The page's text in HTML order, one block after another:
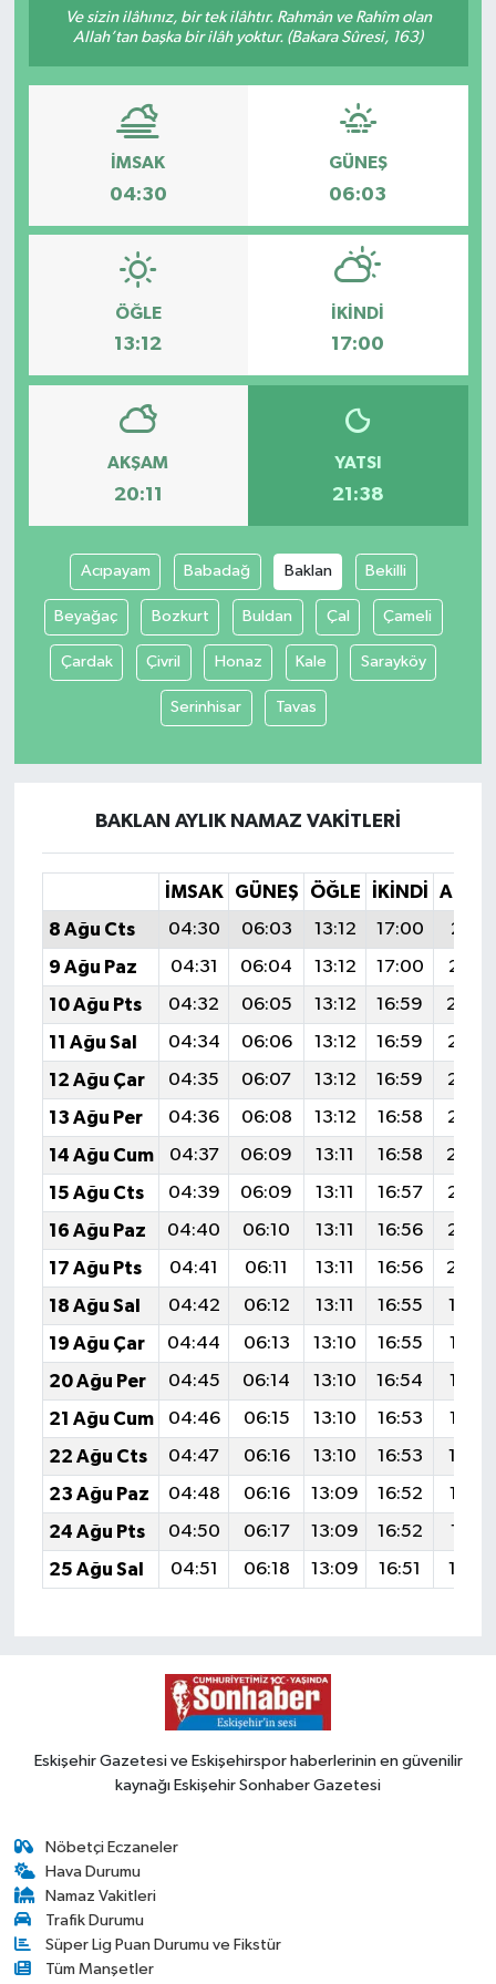
Ve sizin ilâhınız, bir tek ilâhtır. Rahmân ve Rahîm olan
Allah’tan başka bir ilâh yoktur. (Bakara Sûresi, 163)
İMSAK
04:30
GÜNEŞ
06:03
ÖĞLE
13:12
İKINDI
17:00
AKŞAM
20:11
YATSI
21:38
Acıpayam Babadağ Baklan Bekilli
Beyağaç Bozkurt Buldan Çal Çameli
Çardak Çivril Honaz Kale Sarayköy
Serinhisar Tavas
BAKLAN AYLIK NAMAZ VAKITLERI
İMSAK GÜNEŞ ÖĞLE İKINDI
8 Ağu Cts
04:30 06:03 13:12 17:00
20:11
9 Ağu Paz
04:31 06:04 13:12 17:00
20:10
10 Ağu Pts
04:32 06:05 13:12 16:59
11 Ağu Sal
04:34 06:06 13:12 16:59
12 Ağu Çar
04:35 06:07 13:12 16:59
13 Ağu Per
04:36 06:08 13:12 16:58
14 Ağu Cum
04:37 06:09 13:11 16:58
15 Ağu Cts
04:39 06:09 13:11 16:57
16 Ağu Paz
04:40 06:10 13:11 16:56
17 Ağu Pts
04:41 06:11 13:11 16:56
18 Ağu Sal
04:42 06:12 13:11 16:55
19:59
19 Ağu Çar
04:44 06:13 13:10 16:55
19:58
20 Ağu Per
04:45 06:14 13:10 16:54
19:56
21 Ağu Cum
04:46 06:15 13:10 16:53
19:55
22 Ağu Cts
04:47 06:16 13:10 16:53
19:54
23 Ağu Paz
04:48 06:16 13:09 16:52
19:52
24 Ağu Pts
04:50 06:17 13:09 16:52
19:51
25 Ağu Sal
04:51 06:18 13:09 16:51 19:50
Eskişehir Gazetesi ve Eskişehirspor haberlerinin en güvenilir
kaynağı Eskişehir Sonhaber Gazetesi
Nöbetçi Eczaneler
Hava Durumu
Namaz Vakitleri
Trafik Durumu
Süper Lig Puan Durumu ve Fikstür
Tüm Manşetler
Siyaset